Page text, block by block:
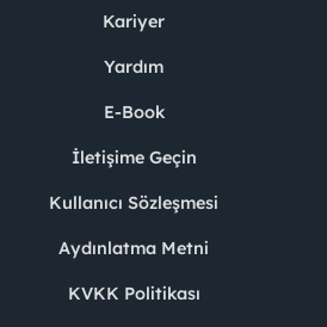
Kariyer
Yardım
E-Book
İletişime Geçin
Kullanıcı Sözleşmesi
Aydınlatma Metni
KVKK Politikası